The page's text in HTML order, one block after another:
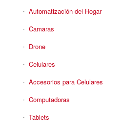
Automatización del Hogar
Camaras
Drone
Celulares
Accesorios para Celulares
Computadoras
Tablets